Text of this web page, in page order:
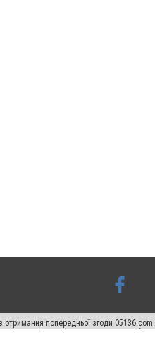
отримання попередньої згоди
цитовані статті не нижче другого